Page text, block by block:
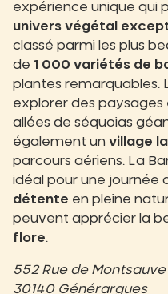
expérience unique qui
univers végétal
classé parmi les plus
de 1 000 variétés de
plantes remarquables.
explorer des
allées de séquoias
également un village
parcours aériens. La
idéal pour une journée
détente en pleine
peuvent apprécier la
flore.
552 Rue de
30140 Générargues